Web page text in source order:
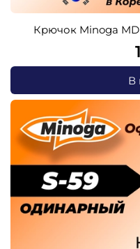
Крючок Minoga
В